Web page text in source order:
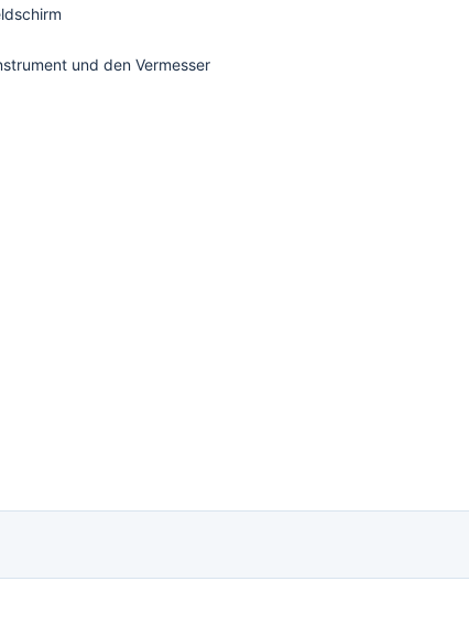
und den Vermesser